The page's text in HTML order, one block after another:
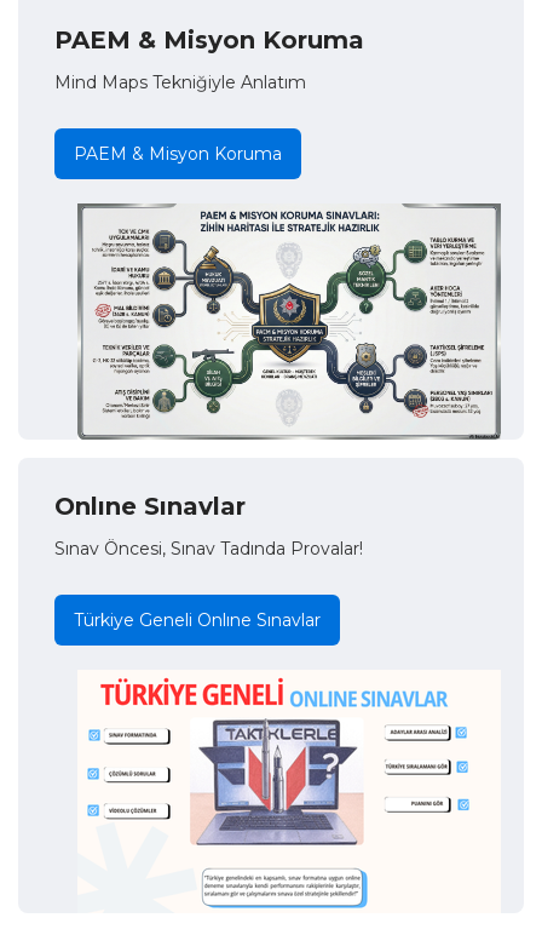
PAEM & Misyon Koruma
Mind Maps Tekniğiyle Anlatım
PAEM & Misyon Koruma
Onlıne Sınavlar
Sınav Öncesi, Sınav Tadında Provalar!
Türkiye Geneli Onlıne Sınavlar